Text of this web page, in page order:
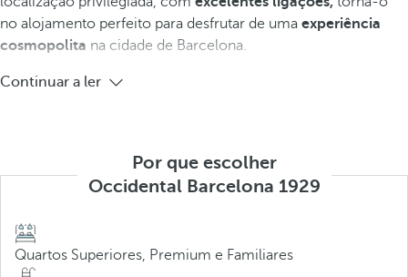
no alojamento perfeito para desfrutar de uma experiência
cosmopolita na cidade de Barcelona.
Continuar a ler
Por que escolher
Occidental Barcelona 1929
Quartos Superiores, Premium e Familiares